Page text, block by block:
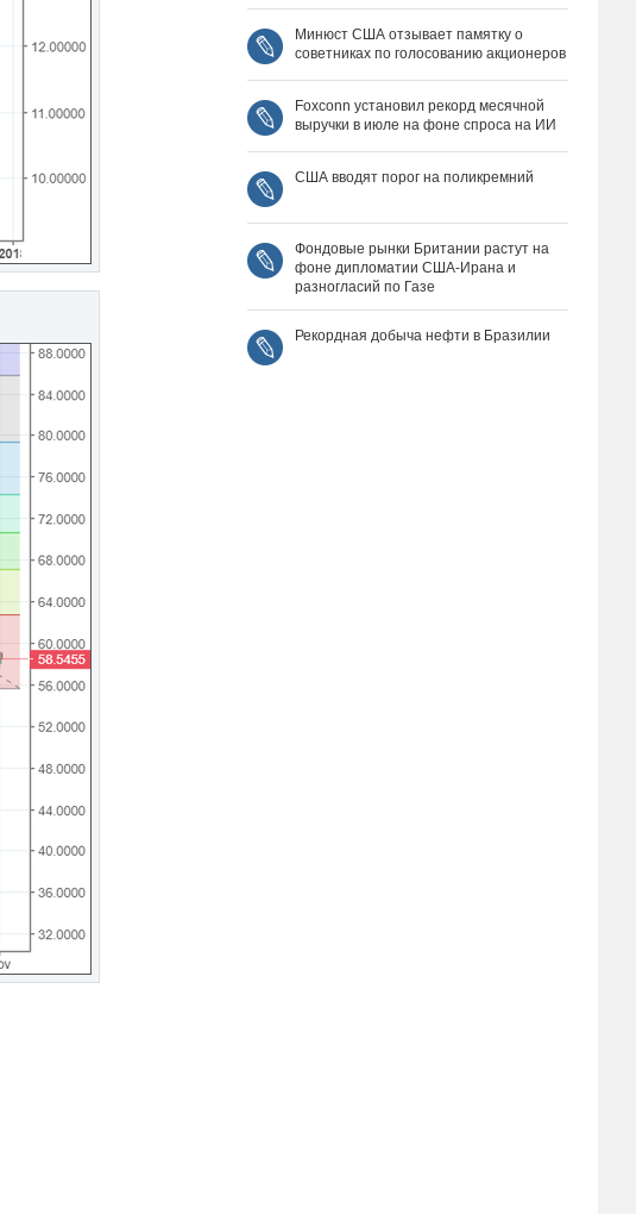
Минюст США отзывает памятку о
советниках по голосованию акционеров
Foxconn установил рекорд месячной
выручки в июле на фоне спроса на ИИ
США вводят порог на поликремний
Фондовые рынки Британии растут на
фоне дипломатии США‑Ирана и
разногласий по Газе
Рекордная добыча нефти в Бразилии